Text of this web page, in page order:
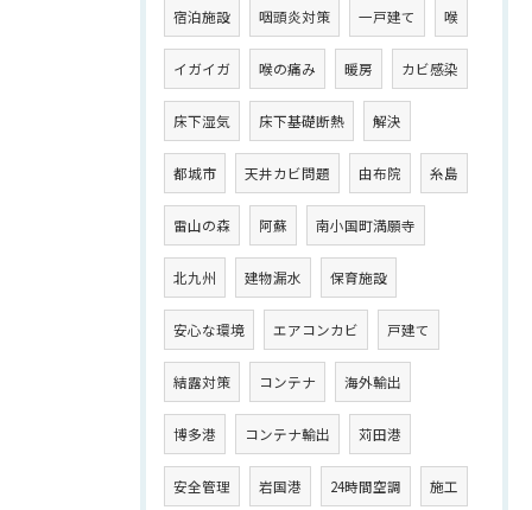
宿泊施設 咽頭炎対策 一戸建て 喉
イガイガ 喉の痛み 暖房 カビ感染
床下湿気 床下基礎断熱 解決
都城市 天井カビ問題 由布院 糸島
雷山の森 阿蘇 南小国町満願寺
北九州 建物漏水 保育施設
安心な環境 エアコンカビ 戸建て
結露対策 コンテナ 海外輸出
博多港 コンテナ輸出 苅田港
安全管理 岩国港 24時間空調 施工